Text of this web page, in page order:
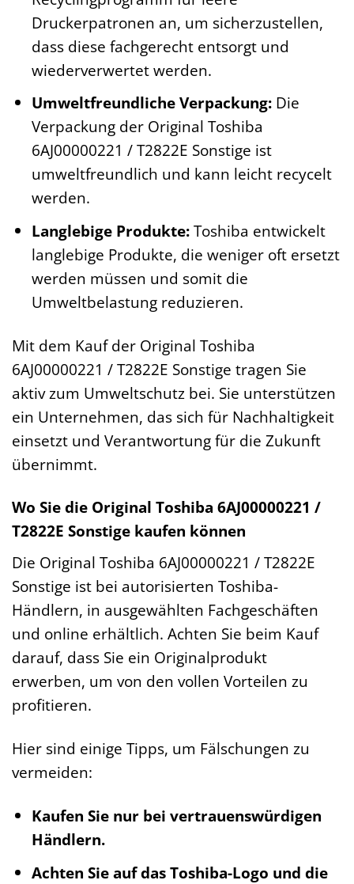
Druckerpatronen an, um sicherzustellen,
dass diese fachgerecht entsorgt und
wiederverwertet werden.
Umweltfreundliche Verpackung:Die
Verpackung der Original Toshiba
6AJ00000221 / T2822E Sonstige ist
umweltfreundlich und kann leicht recycelt
werden.
Langlebige Produkte:Toshiba entwickelt
langlebige Produkte, die weniger oft ersetzt
werden müssen und somit die
Umweltbelastung reduzieren.
Mit dem Kauf der Original Toshiba
6AJ00000221 / T2822E Sonstige tragen Sie
aktiv zum Umweltschutz bei. Sie unterstützen
ein Unternehmen, das sich für Nachhaltigkeit
einsetzt und Verantwortung für die Zukunft
übernimmt.
Wo Sie die Original Toshiba 6AJ00000221 /
T2822E Sonstige kaufen können
Die Original Toshiba 6AJ00000221 / T2822E
Sonstige ist bei autorisierten Toshiba-
Händlern, in ausgewählten Fachgeschäften
und online erhältlich. Achten Sie beim Kauf
darauf, dass Sie ein Originalprodukt
erwerben, um von den vollen Vorteilen zu
profitieren.
Hier sind einige Tipps, um Fälschungen zu
vermeiden:
Kaufen Sie nur bei vertrauenswürdigen
Händlern.
Achten Sie auf das Toshiba-Logo und die